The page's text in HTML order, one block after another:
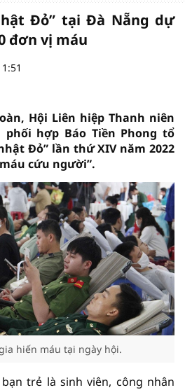
Đỏ” tại Đà Nẵng dự
đơn vị máu
Hội Liên hiệp Thanh niên
hợp Báo Tiền Phong tổ
Đỏ” lần thứ XIV năm 2022
cứu người”.
hiến máu tại ngày hội.
trẻ là sinh viên, công nhân